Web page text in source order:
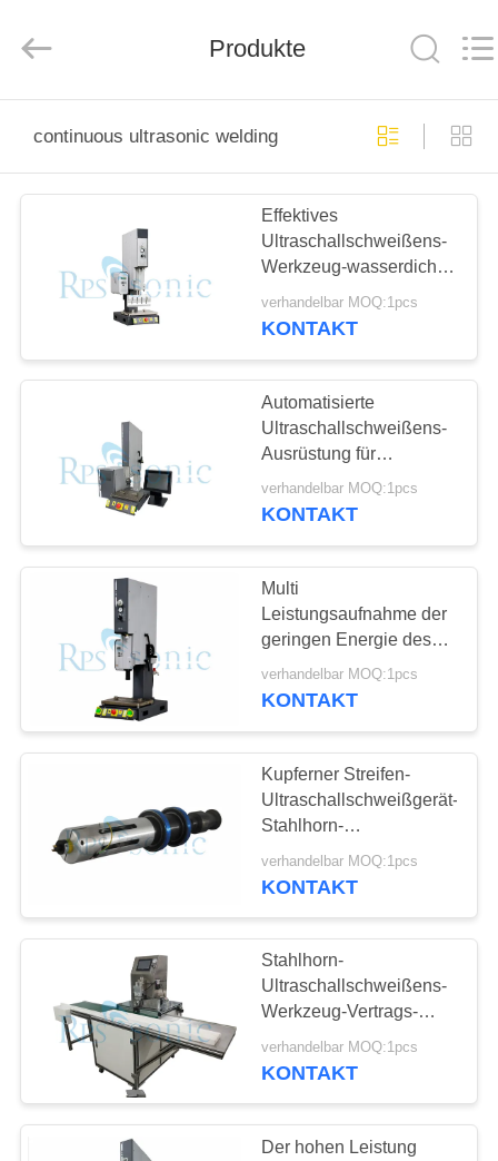
PRODUKTE
UNS
FABRIK-
QUALITÄTSKONTROLLE
TRETEN
SIE
UNS
VERBINDUNG
FÄLLE
SITEMAP
DATENSCHUTZRICHTLINIE
Ltd..
Produkte
continuous ultrasonic welding
Effektives
Ultraschallschweißens-
Werkzeug-wasserdichter
Ultraschallmetallschweißer
verhandelbar MOQ:1pcs
KONTAKT
Automatisierte
Ultraschallschweißens-
Ausrüstung für
Polycarbonat/Polypropylen
verhandelbar MOQ:1pcs
KONTAKT
Multi
Leistungsaufnahme der
geringen Energie des
Funktions-
Ultraschallschweißens-
verhandelbar MOQ:1pcs
KONTAKT
Kupferner Streifen-
Ultraschallschweißgerät-
Stahlhorn-
Ultraschallhandschweißer
verhandelbar MOQ:1pcs
KONTAKT
Stahlhorn-
Ultraschallschweißens-
Werkzeug-Vertrags-
Ultraschallschweißens-
Ausrüstung
verhandelbar MOQ:1pcs
KONTAKT
Der hohen Leistung